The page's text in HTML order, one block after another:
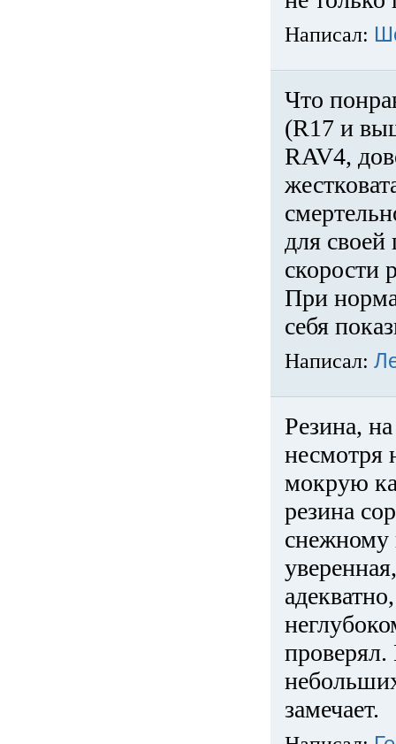
Написал:
Что
(R17 и
RAV4,
для
скорости
При
себя
Написал:
Резина,
несмотря
мокрую
резина
снежному
замечает.